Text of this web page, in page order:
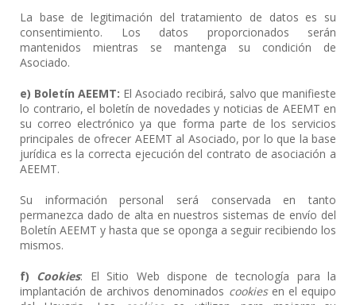
La base de legitimación del tratamiento de datos es su
consentimiento. Los datos proporcionados serán
mantenidos mientras se mantenga su condición de
Asociado.
e) Boletín AEEMT: El Asociado recibirá, salvo que manifieste
lo contrario, el boletín de novedades y noticias de AEEMT en
su correo electrónico ya que forma parte de los servicios
principales de ofrecer AEEMT al Asociado, por lo que la base
jurídica es la correcta ejecución del contrato de asociación a
AEEMT.
Su información personal será conservada en tanto
permanezca dado de alta en nuestros sistemas de envío del
Boletín AEEMT y hasta que se oponga a seguir recibiendo los
mismos.
f) Cookies: El Sitio Web dispone de tecnología para la
implantación de archivos denominados cookiesen el equipo